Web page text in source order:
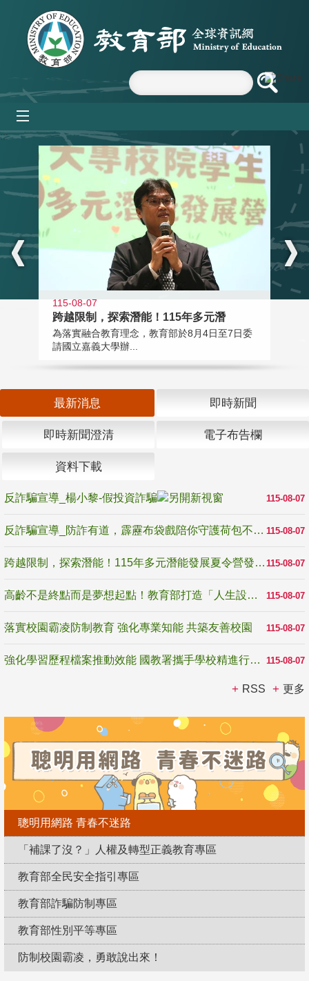
跳到主要內容區塊
:::
115-08-07
跨越限制，探索潛能！115年多元潛
為落實融合教育理念，教育部於8月4日至7日委
請國立嘉義大學辦...
最新消息 即時新聞
即時新聞澄清 電子布告欄
資料下載
115-08-07
反詐騙宣導_楊小黎-假投資詐騙
115-08-07
反詐騙宣導_防詐有道，霹靂布袋戲陪你守護荷包不受騙
115-08-07
跨越限制，探索潛能！115年多元潛能發展夏令營發掘生命無限可能
115-08-07
高齡不是終點而是夢想起點！教育部打造「人生設計夢工場」 參展第3屆高齡健康產業博覽會
115-08-07
落實校園霸凌防制教育 強化專業知能 共築友善校園
115-08-07
強化學習歷程檔案推動效能 國教署攜手學校精進行政與教學支持
RSS 更多
聰明用網路 青春不迷路
「補課了沒？」人權及轉型正義教育專區
教育部全民安全指引專區
教育部詐騙防制專區
教育部性別平等專區
防制校園霸凌，勇敢說出來！